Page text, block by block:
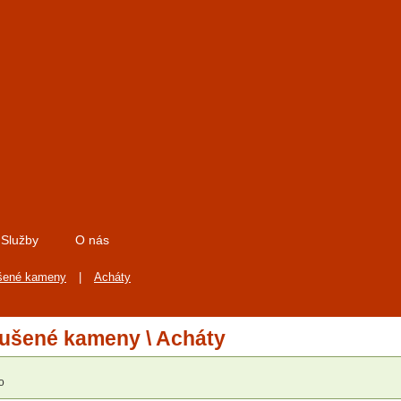
Služby O nás
kameny Acháty
kameny \ Acháty